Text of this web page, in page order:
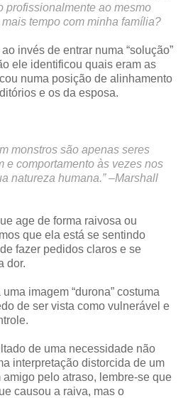
profissionalmente ao mesmo
tempo com minha família?
invés de entrar numa “solução”
ele identificou quais eram as
numa posição de alinhamento
e os da esposa.
monstros são apenas seres
e comportamento às vezes nos
natureza humana.” –Marshall
age de forma raivosa ou
que ela está se sentindo
fazer pedidos claros e se
dor.
imagem “durona” costuma
de ser vista como vulnerável e
de uma necessidade não
interpretação distorcida de um
amigo pelo atraso, lembre-se que
causou a raiva, mas o